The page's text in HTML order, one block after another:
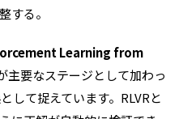
する。
Learning from
主要なステージとして加わっ
して捉えています。RLVRと